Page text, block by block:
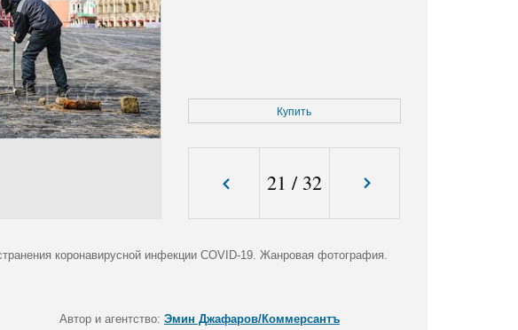
Купить
21 / 32
коронавирусной инфекции COVID-19. Жанровая фотография.
Автор и агентство: Эмин Джафаров/Коммерсантъ